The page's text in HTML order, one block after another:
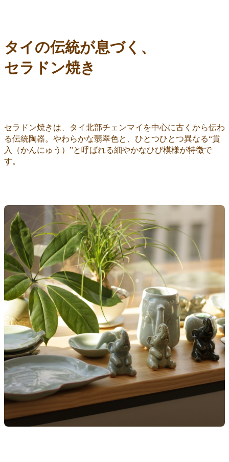
タイの伝統が息づく、
セラドン焼き
セラドン焼きは、タイ北部チェンマイを中心に古くから伝わ
る伝統陶器。やわらかな翡翠色と、ひとつひとつ異なる“貫
入（かんにゅう）”と呼ばれる細やかなひび模様が特徴で
す。